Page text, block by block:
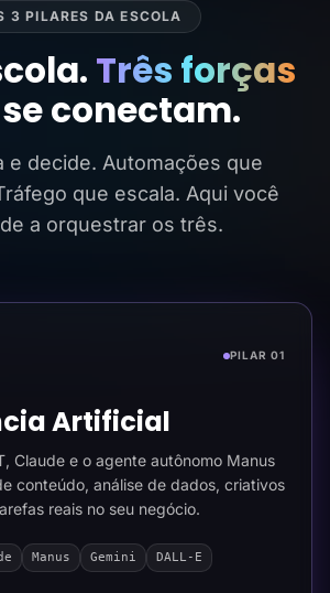
3 PILARES DA ESCOLA
Três forças
conectam.
e decide. Automações que
que escala. Aqui você
a orquestrar os três.
PILAR 01
Artificial
Claude e o agente autônomo Manus
conteúdo, análise de dados, criativos
reais no seu negócio.
Manus Gemini DALL-E